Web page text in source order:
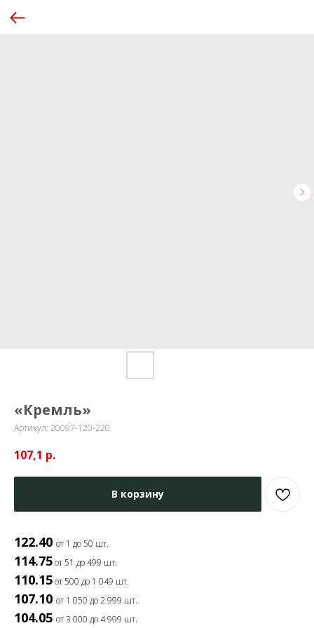
«Кремль»
Артикул: 20097-120-220
107,1 р.
В корзину
122.40 от 1 до 50 шт.
114.75от 51 до 499 шт.
110.15от 500 до 1 049 шт.
107.10 от 1 050 до 2 999 шт.
104.05 от 3 000 до 4 999 шт.